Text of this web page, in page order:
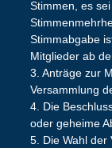
Stimmen, es
Stimmabgabe
Mitglieder ab
3. Anträge zur
Versammlung
4. Die
oder geheime
5. Die Wahl der